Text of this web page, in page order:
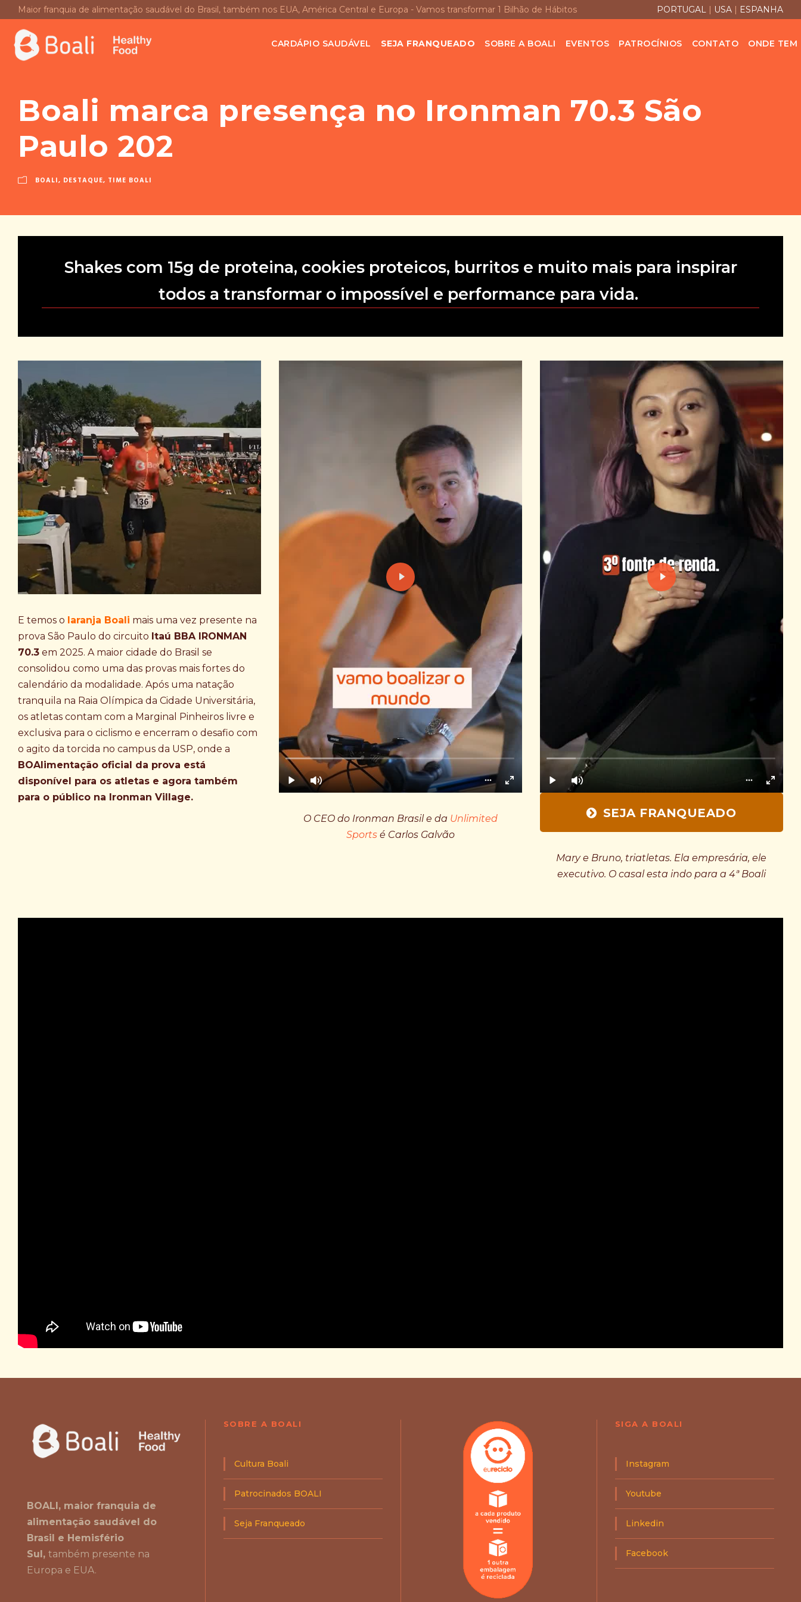
Maior franquia de alimentação saudável do Brasil, também nos EUA, América Central e Europa - Vamos transformar 1 Bilhão de Hábitos PORTUGAL | USA | ESPANHA
CARDÁPIO SAUDÁVEL SEJA FRANQUEADO SOBRE A BOALI EVENTOS PATROCÍNIOS CONTATO ONDE TEM
Boali marca presença no Ironman 70.3 São
Paulo 202
BOALI, DESTAQUE, TIME BOALI
Shakes com 15g de proteina, cookies proteicos, burritos e muito mais para inspirar
todos a transformar o impossível e performance para vida.
E temos o laranja Boali mais uma vez presente na
prova São Paulo do circuito Itaú BBA IRONMAN
70.3 em 2025. A maior cidade do Brasil se
consolidou como uma das provas mais fortes do
calendário da modalidade. Após uma natação
tranquila na Raia Olímpica da Cidade Universitária,
os atletas contam com a Marginal Pinheiros livre e
exclusiva para o ciclismo e encerram o desafio com
o agito da torcida no campus da USP, onde a
BOAlimentação oficial da prova está
disponível para os atletas e agora também
para o público na Ironman Village.
O CEO do Ironman Brasil e da Unlimited
Sportsé Carlos Galvão
SEJA FRANQUEADO
Mary e Bruno, triatletas. Ela empresária, ele
executivo. O casal esta indo para a 4ª Boali
BOALI, maior franquia de
alimentação saudável do
Brasil e Hemisfério
Sul, também presente na
Europa e EUA.
SOBRE A BOALI
Cultura Boali
Patrocinados BOALI
Seja Franqueado
SIGA A BOALI
Instagram
Youtube
Linkedin
Facebook